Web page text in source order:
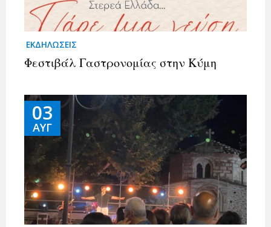
ΕΚΔΗΛΩΣΕΙΣ
Φεστιβάλ Γαστρονομίας στην Κύμη
03
ΑΥΓ